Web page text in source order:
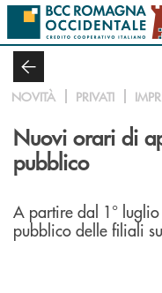
Salta al contenuto principale
NOVITÀ PRIVATI
Nuovi orari di
pubblico
A partire dal 1°
pubblico delle filiali